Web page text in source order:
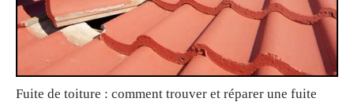
Fuite de toiture : comment trouver et réparer une fuite